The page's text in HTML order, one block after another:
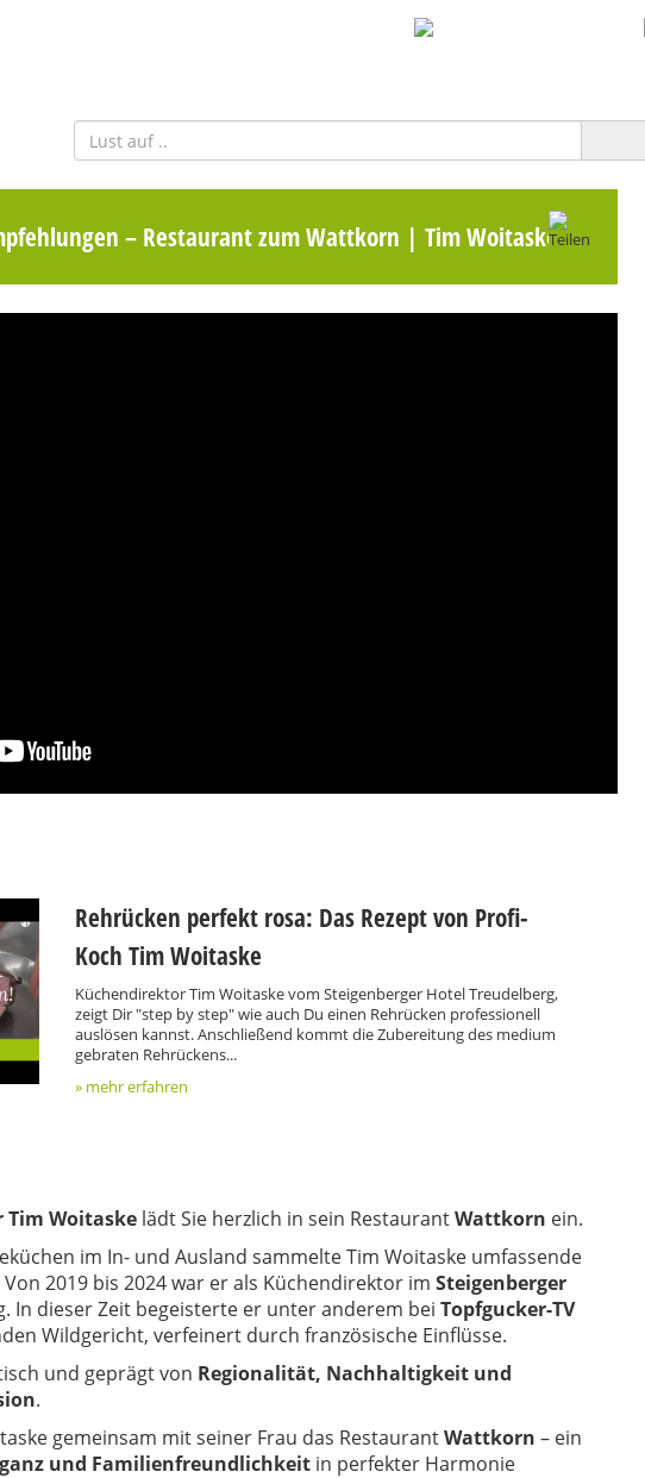
– Restaurant zum Wattkorn | Tim Woitaske
Rehrücken perfekt rosa: Das Rezept von Profi-
Koch Tim Woitaske
Küchendirektor Tim Woitaske vom Steigenberger Hotel Treudelberg,
zeigt Dir "step by step" wie auch Du einen Rehrücken professionell
auslösen kannst. Anschließend kommt die Zubereitung des medium
gebraten Rehrückens...
» mehr erfahren
Tim Woitaske lädt Sie herzlich in sein RestaurantWattkorn ein.
im In- und Ausland sammelte Tim Woitaske umfassende
2019 bis 2024 war er als Küchendirektor im Steigenberger
In dieser Zeit begeisterte er unter anderem bei Topfgucker-TV
Wildgericht, verfeinert durch französische Einflüsse.
und geprägt von Regionalität, Nachhaltigkeit und
.
gemeinsam mit seiner Frau das RestaurantWattkorn – ein
und Familienfreundlichkeit in perfekter Harmonie